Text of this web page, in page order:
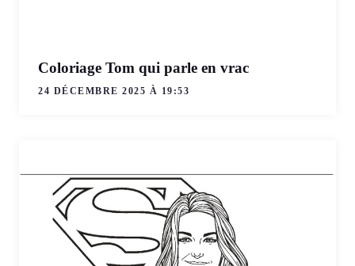
Coloriage Tom qui parle en vrac
24 DÉCEMBRE 2025 À 19:53